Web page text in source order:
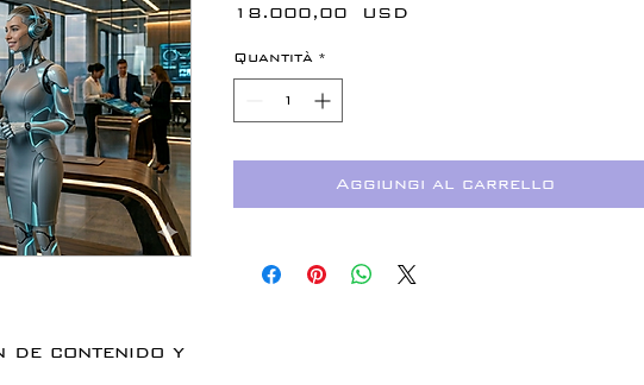
de contenido y
18.000,00 USD
Quantità *
Aggiungi al carrello